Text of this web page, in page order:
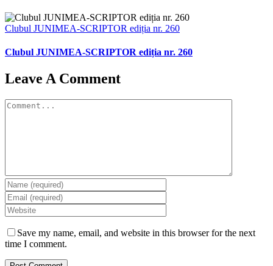
Clubul JUNIMEA-SCRIPTOR ediția nr. 260
Clubul JUNIMEA-SCRIPTOR ediția nr. 260
Leave A Comment
Comment
Save my name, email, and website in this browser for the next
time I comment.